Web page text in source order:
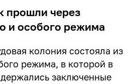
прошли через
и особого режима
колония состояла из
режима, в которой в
заключенные